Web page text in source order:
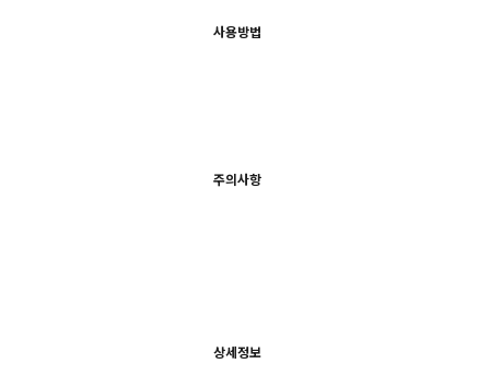
사용방법
주의사항
상세정보